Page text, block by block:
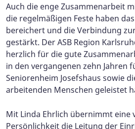
Auch die enge Zusammenarbeit
die regelmäßigen Feste haben
bereichert und die Verbindung
gestärkt. Der ASB Region
herzlich für die gute
in den vergangenen zehn Jahren
Seniorenheim Josefshaus sowie
arbeitenden Menschen geleistet
Mit Linda Ehrlich übernimmt eine
Persönlichkeit die Leitung der